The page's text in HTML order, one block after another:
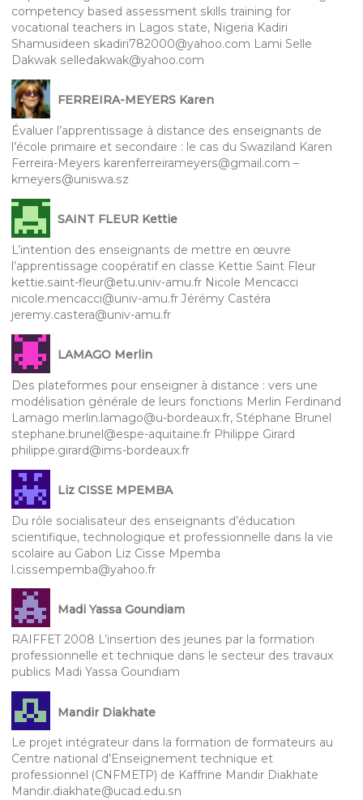
competency based assessment skills training for
vocational teachers in Lagos state, Nigeria Kadiri
Shamusideen skadiri782000@yahoo.com Lami Selle
Dakwak selledakwak@yahoo.com
FERREIRA-MEYERS Karen
Évaluer l’apprentissage à distance des enseignants de
l’école primaire et secondaire : le cas du Swaziland Karen
Ferreira-Meyers karenferreirameyers@gmail.com –
kmeyers@uniswa.sz
SAINT FLEUR Kettie
L’intention des enseignants de mettre en œuvre
l’apprentissage coopératif en classe Kettie Saint Fleur
kettie.saint-fleur@etu.univ-amu.fr Nicole Mencacci
nicole.mencacci@univ-amu.fr Jérémy Castéra
jeremy.castera@univ-amu.fr
LAMAGO Merlin
Des plateformes pour enseigner à distance : vers une
modélisation générale de leurs fonctions Merlin Ferdinand
Lamago merlin.lamago@u-bordeaux.fr, Stéphane Brunel
stephane.brunel@espe-aquitaine.fr Philippe Girard
philippe.girard@ims-bordeaux.fr
Liz CISSE MPEMBA
Du rôle socialisateur des enseignants d’éducation
scientifique, technologique et professionnelle dans la vie
scolaire au Gabon Liz Cisse Mpemba
l.cissempemba@yahoo.fr
Madi Yassa Goundiam
RAIFFET 2008 L’insertion des jeunes par la formation
professionnelle et technique dans le secteur des travaux
publics Madi Yassa Goundiam
Mandir Diakhate
Le projet intégrateur dans la formation de formateurs au
Centre national d’Enseignement technique et
professionnel (CNFMETP) de Kaffrine Mandir Diakhate
Mandir.diakhate@ucad.edu.sn